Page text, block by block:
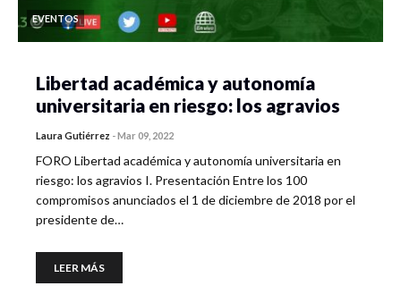
EVENTOS
Libertad académica y autonomía
universitaria en riesgo: los agravios
Laura Gutiérrez -Mar 09, 2022
FORO Libertad académica y autonomía universitaria en
riesgo: los agravios I. Presentación Entre los 100
compromisos anunciados el 1 de diciembre de 2018 por el
presidente de…
LEER MÁS